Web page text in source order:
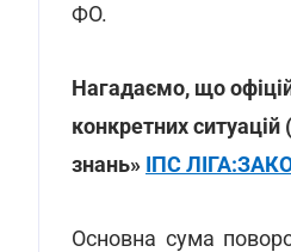
ФО.
Нагадаємо, що
конкретних ситуацій
знань» ІПС
Основна сума